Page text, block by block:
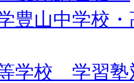
豊山中学校
学校 学習塾